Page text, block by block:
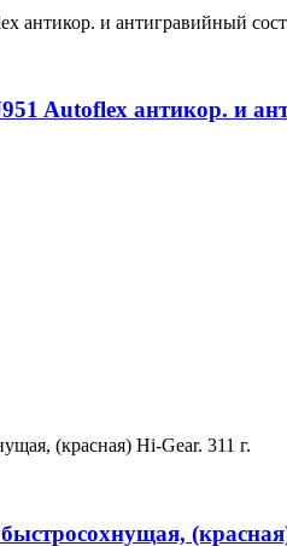
Autoflex антикор. и